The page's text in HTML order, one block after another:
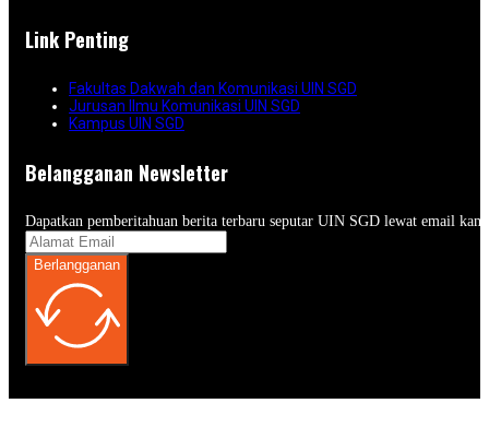
Link Penting
Fakultas Dakwah dan Komunikasi UIN SGD
Jurusan Ilmu Komunikasi UIN SGD
Kampus UIN SGD
Belangganan Newsletter
Dapatkan pemberitahuan berita terbaru seputar UIN SGD lewat email
Berlangganan